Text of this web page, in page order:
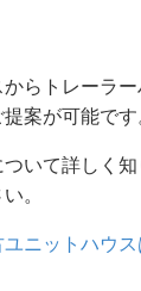
らトレーラ
案が可能です
いて詳しく
。
ニットハウス